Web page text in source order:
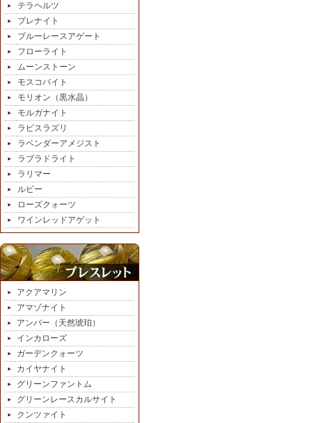
テラヘルツ
プレナイト
ブルーレースアゲート
フローライト
ムーンストーン
モスコバイト
モリオン（黒水晶）
モルガナイト
ラピスラズリ
ラベンダーアメジスト
ラブラドライト
ラリマー
ルビー
ローズクォーツ
ワインレッドアゲット
アクアマリン
アマゾナイト
アンバー（天然琥珀）
インカローズ
ガーデンクォーツ
カイヤナイト
グリーンファントム
グリーンレースカルサイト
クンツァイト